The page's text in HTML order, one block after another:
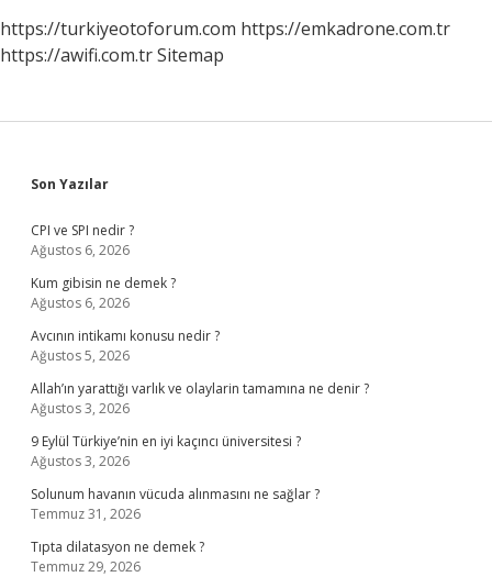
https://turkiyeotoforum.com https://emkadrone.com.tr
https://awifi.com.trSitemap
Sidebar
Son Yazılar
CPI ve SPI nedir ?
Ağustos 6, 2026
Kum gibisin ne demek ?
Ağustos 6, 2026
Avcının intikamı konusu nedir ?
Ağustos 5, 2026
Allah’ın yarattığı varlık ve olaylarin tamamına ne denir ?
Ağustos 3, 2026
9 Eylül Türkiye’nin en iyi kaçıncı üniversitesi ?
Ağustos 3, 2026
Solunum havanın vücuda alınmasını ne sağlar ?
Temmuz 31, 2026
Tıpta dilatasyon ne demek ?
Temmuz 29, 2026